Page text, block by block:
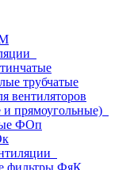
трубчатые
вентиляторов
прямоугольные)
ФОп
фильтры ФяК